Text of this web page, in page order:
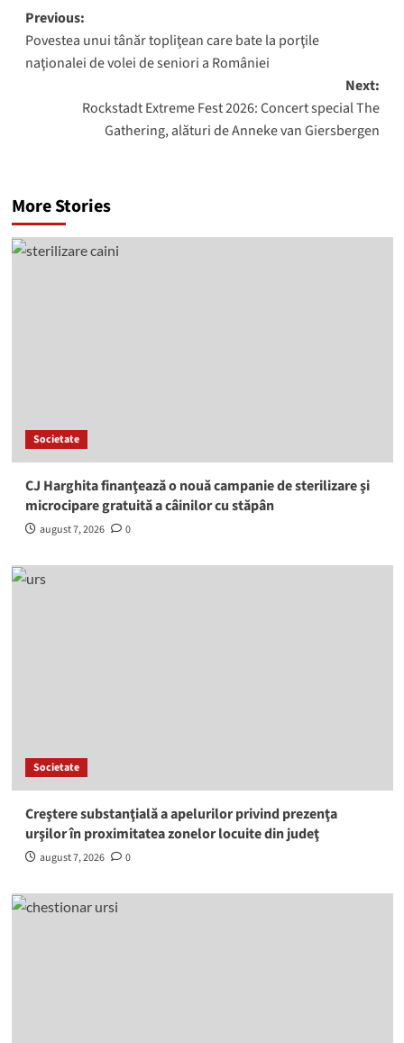
Post
navigation
Previous:
Povestea unui tânăr topliţean care bate la porţile
naţionalei de volei de seniori a României
Next:
Rockstadt Extreme Fest 2026: Concert special The
Gathering, alături de Anneke van Giersbergen
More Stories
Societate
CJ Harghita finanţează o nouă campanie de sterilizare şi
microcipare gratuită a câinilor cu stăpân
august 7, 2026 0
Societate
Creştere substanţială a apelurilor privind prezenţa
urşilor în proximitatea zonelor locuite din judeţ
august 7, 2026 0